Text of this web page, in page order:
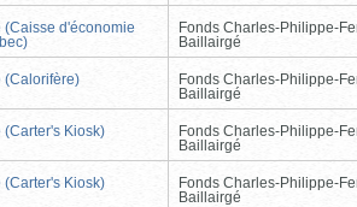
(Caisse d'économie
Fonds Charles-Philippe-
Baillairgé
(Calorifère)
Fonds Charles-Philippe-
Baillairgé
(Carter's Kiosk)
Fonds Charles-Philippe-
Baillairgé
(Carter's Kiosk)
Fonds Charles-Philippe-
Baillairgé